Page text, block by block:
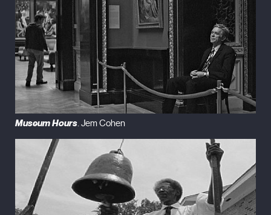
Museum Hours. Jem Cohen